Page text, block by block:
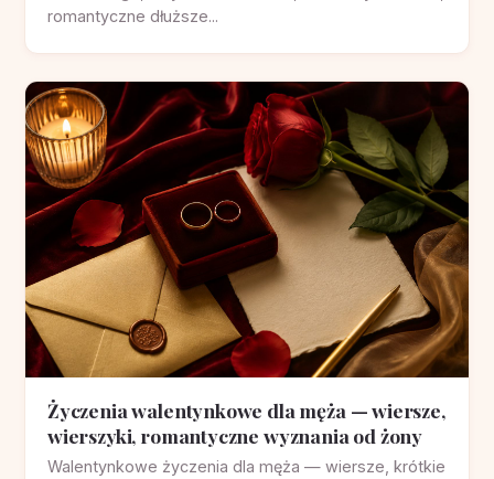
romantyczne dłuższe...
Życzenia walentynkowe dla męża — wiersze,
wierszyki, romantyczne wyznania od żony
Walentynkowe życzenia dla męża — wiersze, krótkie